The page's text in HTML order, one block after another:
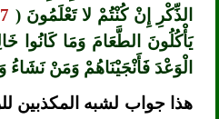
الذِّكْرِ إِنْ كُنْتُمْ لا تَعْلَمُونَ (
يَأْكُلُونَ الطَّعَامَ وَمَا كَانُوا
الْوَعْدَ فَأَنْجَيْنَاهُمْ وَمَنْ نَشَاءُ
هذا جواب لشبه المكذبين